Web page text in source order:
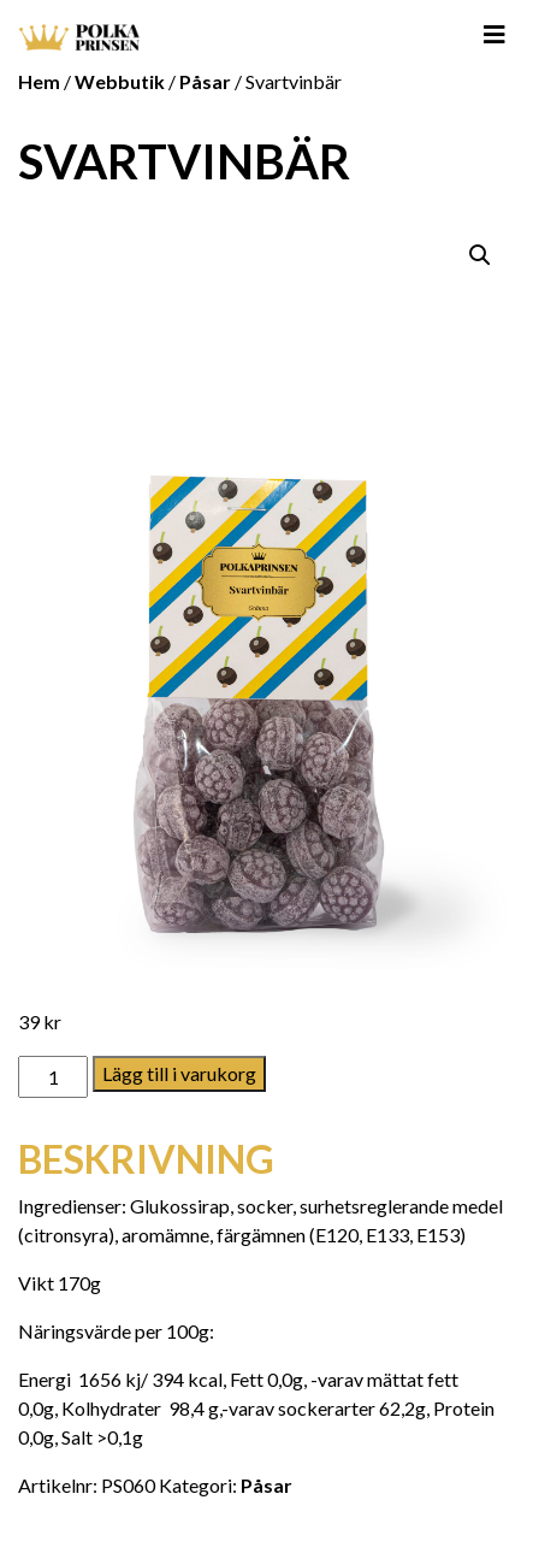
Hem /Webbutik / Påsar / Svartvinbär
SVARTVINBÄR
39kr
Svartvinbär mängdLägg till i varukorg
BESKRIVNING
Ingredienser: Glukossirap, socker, surhetsreglerande medel
(citronsyra), aromämne, färgämnen (E120, E133, E153)
Vikt 170g
Näringsvärde per 100g:
Energi 1656 kj/ 394 kcal, Fett 0,0g, -varav mättat fett
0,0g, Kolhydrater 98,4 g,-varav sockerarter 62,2g, Protein
0,0g, Salt >0,1g
Artikelnr: PS060 Kategori: Påsar